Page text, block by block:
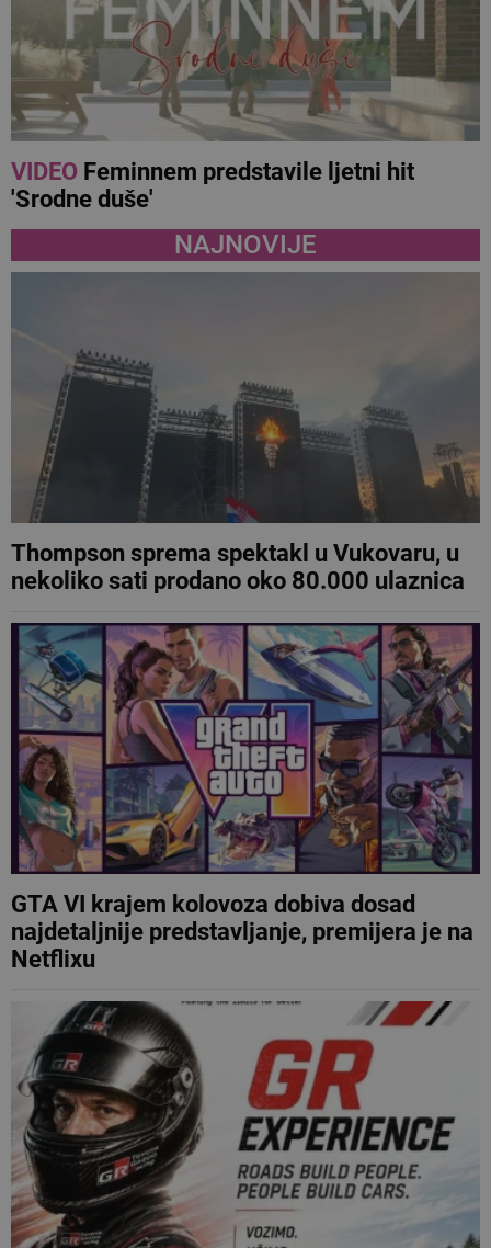
VIDEOFeminnem predstavile ljetni hit
'Srodne duše'
NAJNOVIJE
Thompson sprema spektakl u Vukovaru, u
nekoliko sati prodano oko 80.000 ulaznica
GTA VI krajem kolovoza dobiva dosad
najdetaljnije predstavljanje, premijera je na
Netflixu